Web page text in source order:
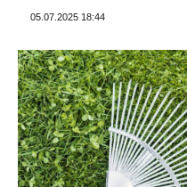
05.07.2025 18:44